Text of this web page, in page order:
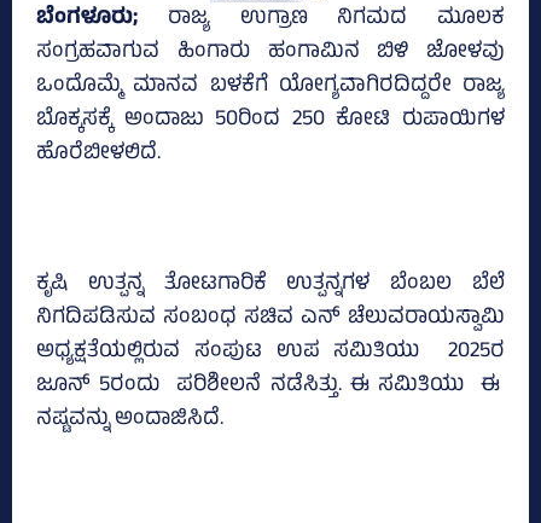
ಬೆಂಗಳೂರು; ರಾಜ್ಯ ಉಗ್ರಾಣ ನಿಗಮದ ಮೂಲಕ
ಸಂಗ್ರಹವಾಗುವ ಹಿಂಗಾರು ಹಂಗಾಮಿನ ಬಿಳಿ ಜೋಳವು
ಒಂದೊಮ್ಮೆ ಮಾನವ ಬಳಕೆಗೆ ಯೋಗ್ಯವಾಗಿರದಿದ್ದರೇ ರಾಜ್ಯ
ಬೊಕ್ಕಸಕ್ಕೆ ಅಂದಾಜು 50ರಿಂದ 250 ಕೋಟಿ ರುಪಾಯಿಗಳ
ಹೊರೆಬೀಳಲಿದೆ.
ಕೃಷಿ ಉತ್ಪನ್ನ ತೋಟಗಾರಿಕೆ ಉತ್ಪನ್ನಗಳ ಬೆಂಬಲ ಬೆಲೆ
ನಿಗದಿಪಡಿಸುವ ಸಂಬಂಧ ಸಚಿವ ಎನ್‌ ಚೆಲುವರಾಯಸ್ವಾಮಿ
ಅಧ್ಯಕ್ಷತೆಯಲ್ಲಿರುವ ಸಂಪುಟ ಉಪ ಸಮಿತಿಯು 2025ರ
ಜೂನ್‌ 5ರಂದು ಪರಿಶೀಲನೆ ನಡೆಸಿತ್ತು. ಈ ಸಮಿತಿಯು ಈ
ನಷ್ಟವನ್ನು ಅಂದಾಜಿಸಿದೆ.